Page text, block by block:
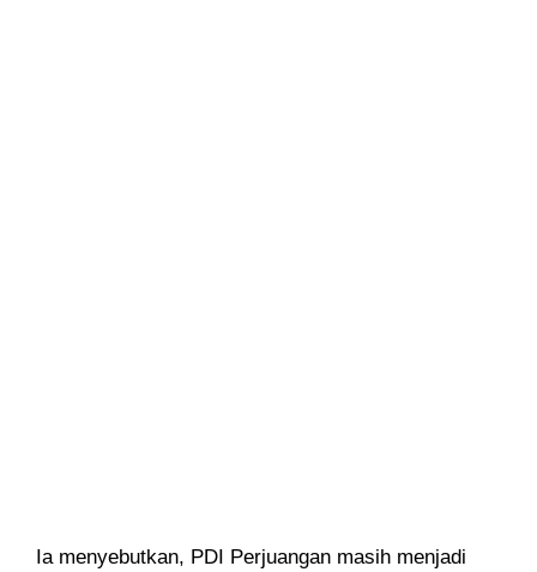
Ia menyebutkan, PDI Perjuangan masih menjadi